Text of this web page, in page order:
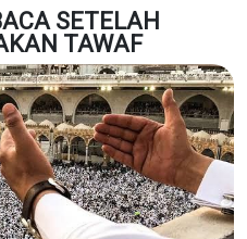
SETELAH
TAWAF